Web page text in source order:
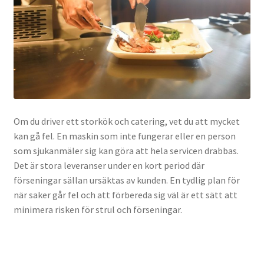
Om du driver ett storkök och catering, vet du att mycket
kan gå fel. En maskin som inte fungerar eller en person
som sjukanmäler sig kan göra att hela servicen drabbas.
Det är stora leveranser under en kort period där
förseningar sällan ursäktas av kunden. En tydlig plan för
när saker går fel och att förbereda sig väl är ett sätt att
minimera risken för strul och förseningar.